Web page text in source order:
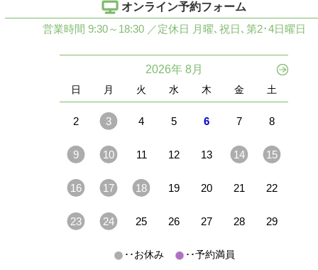
オンライン予約フォーム
営業時間 9:30～18:30 ／定休日 月曜､祝日､第2･4日曜日
2026年 8月
日 月 火 水 木 金 土
2 3 4 5 6 7 8
9 10 11 12 13 14 15
16 17 18 19 20 21 22
23 24 25 26 27 28 29
･･お休み ･･予約満員